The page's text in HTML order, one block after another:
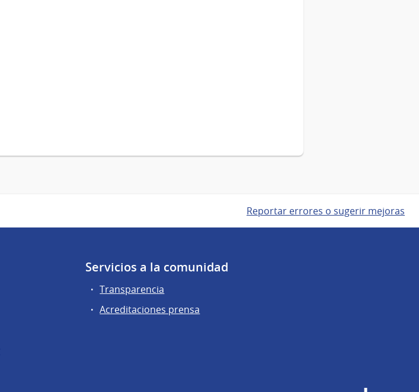
Reportar errores o sugerir mejoras
Servicios a la comunidad
Transparencia
Acreditaciones prensa